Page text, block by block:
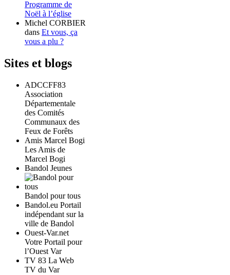
Programme de
Noël à l’église
Michel CORBIER
dans Et vous, ça
vous a plu ?
Sites et blogs
ADCCFF83
Association
Départementale
des Comités
Communaux des
Feux de Forêts
Amis Marcel Bogi
Les Amis de
Marcel Bogi
Bandol Jeunes
Bandol pour tous
Bandol.eu Portail
indépendant sur la
ville de Bandol
Ouest-Var.net
Votre Portail pour
l’Ouest Var
TV 83 La Web
TV du Var